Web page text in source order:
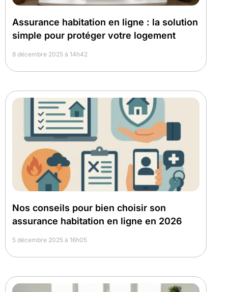
Assurance habitation en ligne : la solution
simple pour protéger votre logement
8 décembre 2025 à 14h42
Nos conseils pour bien choisir son
assurance habitation en ligne en 2026
5 décembre 2025 à 16h05